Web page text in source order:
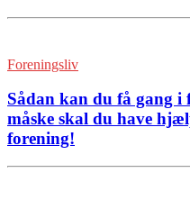
Foreningsliv
Sådan kan du få gang i
måske skal du have
forening!